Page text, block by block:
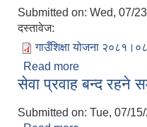
Submitted on: Wed, 07/
दस्तावेज:
गाउँशिक्षा योजना
Read more
सेवा प्रवाह बन्द रहने
Submitted on: Tue, 07/